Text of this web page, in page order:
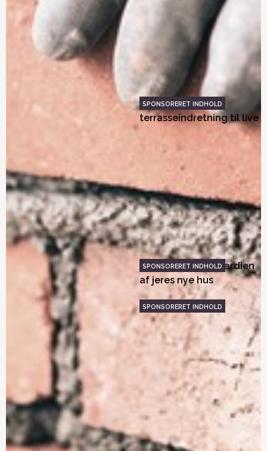
lag har mindst 50 års
levetid
rette terrasse til din bolig
Kan solceller betale sig?
Vælg fuge med omhu –
Den binder det hele
sammen
Kunsten at vælge
Bring din
terrasseindretning til live
Valg af facade
Krav til energivinduer Guide til valg af vinduer
Facadebeklædning og
materialevalg – det skal
du overveje
Genbrug af mursten:
Kend begrænsninger og
anvendelsesmuligheder
Grønne løsninger inden
for varmekilder
Sådan forøger I værdien
af jeres nye hus
Overfladeimprægnering
kan beskytte husets
Vi bygger med lys
Få op til 52% mere
dagslys med ny
generation af
fladtagsvinduer
Værd at vide om valg af
træfacader
Tegl, tegl og atter tegl
med et twist
Velkommen hjem